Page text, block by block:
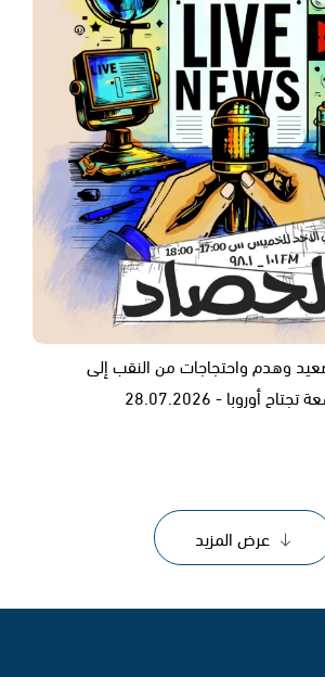
وهدم واحتجاجات من النقب إلى
أوروبا - 28.07.2026
عرض المزيد